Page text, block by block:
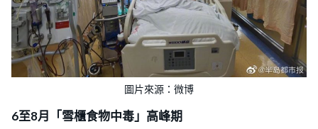
圖片來源：微博
6至8月「雪櫃食物中毒」高峰期